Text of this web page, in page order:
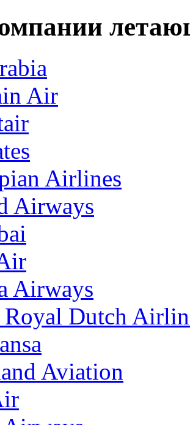
Air
Airlines
Airways
Airways
Dutch
Aviation